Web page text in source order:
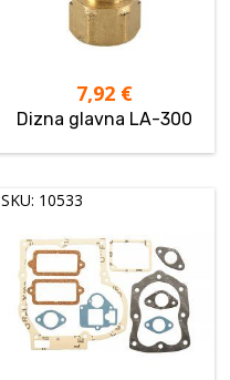
7,92 €
Dizna glavna LA-300
SKU: 10533